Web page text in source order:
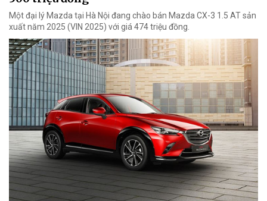
Một đại lý Mazda tại Hà Nội đang chào bán Mazda CX-3 1.5 AT sản
xuất năm 2025 (VIN 2025) với giá 474 triệu đồng.